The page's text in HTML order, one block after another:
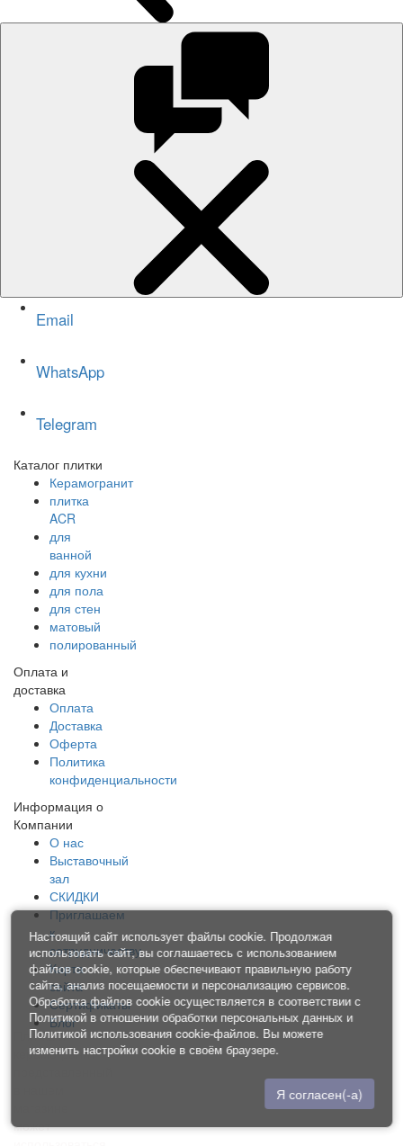
Email
WhatsApp
Telegram
Каталог плитки
Керамогранит
плитка
ACR
для
ванной
для кухни
для пола
для стен
матовый
полированный
Оплата и
доставка
Оплата
Доставка
Оферта
Политика
конфиденциальности
Информация о
Компании
О нас
Выставочный
зал
СКИДКИ
Приглашаем
к
сотрудничеству
Карта
сайта
Сертификаты
Блог
Плитка и
керамогранит
может
Настоящий сайт использует файлы cookie. Продолжая
использовать сайт, вы соглашаетесь с использованием
файлов cookie, которые обеспечивают правильную работу
сайта, анализ посещаемости и персонализацию сервисов.
Обработка файлов cookie осуществляется в соответствии с
Политикой в отношении обработки персональных данных и
Политикой использования cookie-файлов. Вы можете
изменить настройки cookie в своём браузере.
Я согласен(-а)